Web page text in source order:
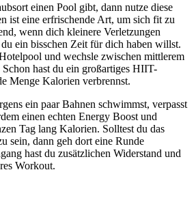
einen Pool gibt, dann nutze diese
ist eine erfrischende Art, um sich fit zu
wenn dich kleinere Verletzungen
ein bisschen Zeit für dich haben willst.
und wechsle zwischen mittlerem
hast du ein großartiges HIIT-
Menge Kalorien verbrennst.
ein paar Bahnen schwimmst, verpasst
einen echten Energy Boost und
Tag lang Kalorien. Solltest du das
sein, dann geh dort eine Runde
hast du zusätzlichen Widerstand und
Workout.